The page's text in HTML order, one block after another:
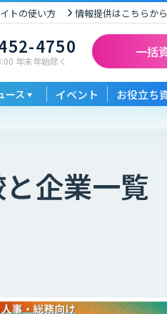
トの使い方 情報提供はこちらから
4750
年末年始除く
一括
ース イベント お役立ち
企業一覧